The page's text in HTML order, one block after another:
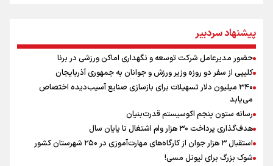
آمریکاست و ارتباطی به مذاکرات ایران و عمان ندارد
ونس: در حال کار بر روی ایجاد یک سیستم ناوبری امن هستیم
علی‌نژاد در مراسم انجمن ورزشی نویسان در روز خبرنگار : رسانه‌های خبری
در سال گذشته تا به امروز اتفاقات بزرگی را رقم زدند
سیدمناف هاشمی در مراسم انجمن ورزشی نویسان : قدردان زحمات اهالی
رسانه به ویژه ورزشی نویسان هستیم
فوران یک آتشفشان قدرتمند در جنوب غربی کلمبیا
پیشنهاد سردبیر
حضور مدیرعامل شرکت توسعه و نگهداری اماکن ورزشی در برنا
کلیپی از سفر دو روزه وزیر ورزش و جوانان به جمهوری آذربایجان
۳۴۰ میلیون دلار تسهیلات برای بازسازی صنایع آسیب‌دیده اختصاص
می‌یابد
رسانه ستون پنجم اکوسیستم قدرت‌بنیان
هدف‌گذاری پرداخت ۳۰ هزار وام اشتغال تا پایان سال
استقبال ۳ هزار جوان از کارگاه‌های مهارت‌آموزی در ۲۵۰ شهرستان کشور
شوک بزرگ برای لیونل مسی!